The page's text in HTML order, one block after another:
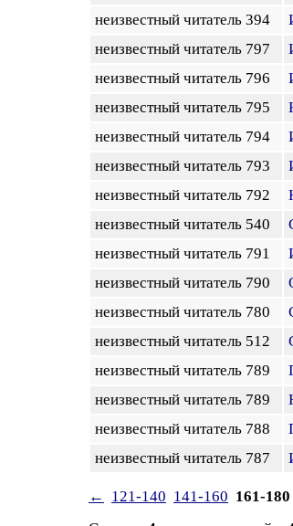
неизвестный читатель 394
неизвестный читатель 797
неизвестный читатель 796
неизвестный читатель 795
неизвестный читатель 794
неизвестный читатель 793
неизвестный читатель 792
неизвестный читатель 540
неизвестный читатель 791
неизвестный читатель 790
неизвестный читатель 780
неизвестный читатель 512
неизвестный читатель 789
неизвестный читатель 789
неизвестный читатель 788
неизвестный читатель 787
← 121-140 141-160 161-180